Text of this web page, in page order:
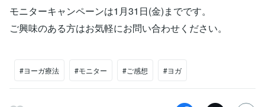
モニターキャンペーンは1月31日(金)までです。
ご興味のある方はお気軽にお問い合わせください。
#ヨーガ療法 #モニター #ご感想 #ヨガ